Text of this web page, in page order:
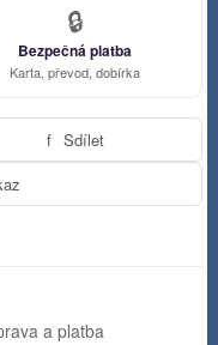
🔒
Bezpečná platba
Karta, převod, dobírka
f Sdílet
a platba